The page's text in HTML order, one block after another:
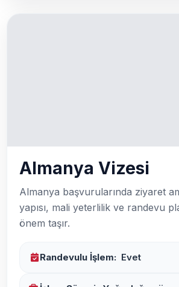
Almanya Vizesi
Almanya başvurularında ziyaret
yapısı, mali yeterlilik ve randevu
önem taşır.
Randevulu İşlem: Evet